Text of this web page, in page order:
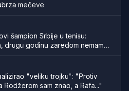
mečeve
šampion Srbije u tenisu:
drugu godinu zaredom nemamo
"veliku trojku": "Protiv
Rodžerom sam znao, a Rafa..."